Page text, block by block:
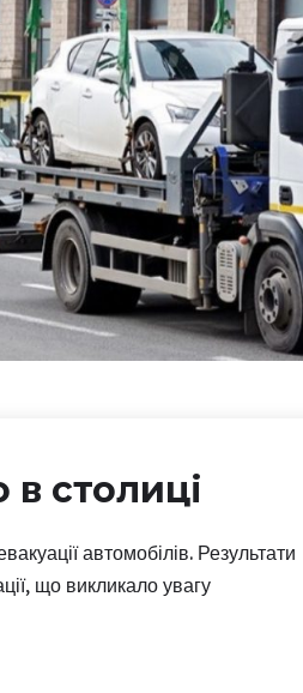
столиці
автомобілів. Результати
що викликало увагу